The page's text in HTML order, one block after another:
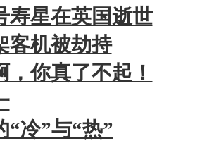
寿星在英国逝世
客机被劫持
，你真了不起！
“冷”与“热”